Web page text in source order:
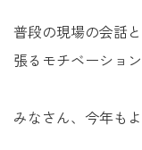
普段の現場の会話
張るモチベーショ
みなさん、今年も